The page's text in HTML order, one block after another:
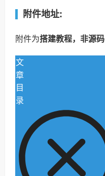
附件地址:
附件为搭建教程，非源码
文
章
目
录